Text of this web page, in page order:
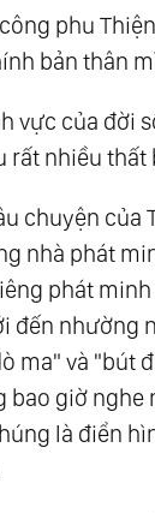
Nhiệm
Sống Văn
phu
bản thân
vực của đời
rất nhiều thất
chuyện của
nhà phát
phát
đến nhường
ma" và "bút
bao giờ nghe
là điển